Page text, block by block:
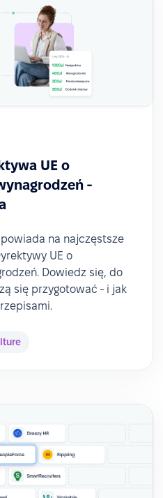
UE o
-
na najczęstsze
UE o
Dowiedz się, do
się przygotować - i jak